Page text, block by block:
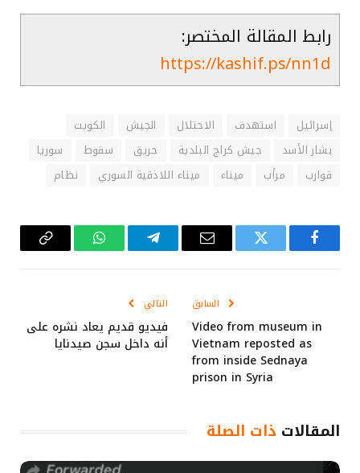
رابط المقالة المختصر:
https://kashif.ps/nn1d
إسرائيل استهدف الاحتلال الجيش
الكويت
بشار الأسد
جيش كراج البلدية حريق سقوط
سوريا
قوارب
مرأب ميناء ميناء اللاذقية السوري نظام
فيسبوك تويتر
البريد
تيلقرام واتساب Copy
السابق
Video from museum in
Vietnam reposted as
from inside Sednaya
prison in Syria
التالي
فيديو قديم يعاد نشره على
أنه داخل سجن صيدنايا
المقالات ذات الصلة